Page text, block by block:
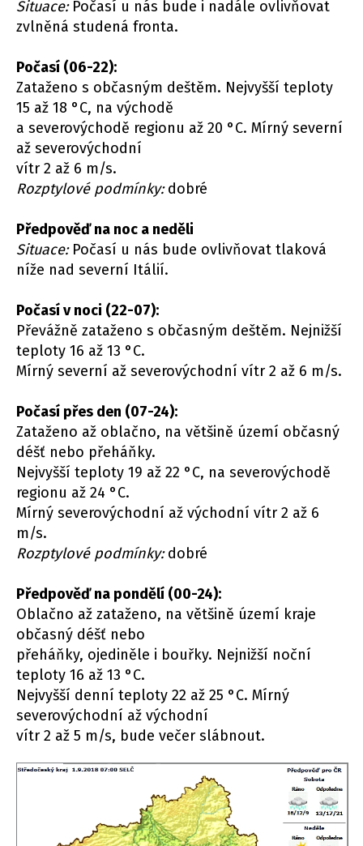
Situace:Počasí u nás bude i nadále ovlivňovat
zvlněná studená fronta.
Počasí (06-22):
Zataženo s občasným deštěm. Nejvyšší teploty
15 až 18 °C, na východě
a severovýchodě regionu až 20 °C. Mírný severní
až severovýchodní
vítr 2 až 6 m/s.
Rozptylové podmínky:dobré
Předpověď na noc a neděli
Situace: Počasí u nás bude ovlivňovat tlaková
níže nad severní Itálií.
Počasí v noci (22-07):
Převážně zataženo s občasným deštěm. Nejnižší
teploty 16 až 13 °C.
Mírný severní až severovýchodní vítr 2 až 6 m/s.
Počasí přes den (07-24):
Zataženo až oblačno, na většině území občasný
déšť nebo přeháňky.
Nejvyšší teploty 19 až 22 °C, na severovýchodě
regionu až 24 °C.
Mírný severovýchodní až východní vítr 2 až 6
m/s.
Rozptylové podmínky:dobré
Předpověď na pondělí (00-24):
Oblačno až zataženo, na většině území kraje
občasný déšť nebo
přeháňky, ojediněle i bouřky. Nejnižší noční
teploty 16 až 13 °C.
Nejvyšší denní teploty 22 až 25 °C. Mírný
severovýchodní až východní
vítr 2 až 5 m/s, bude večer slábnout.